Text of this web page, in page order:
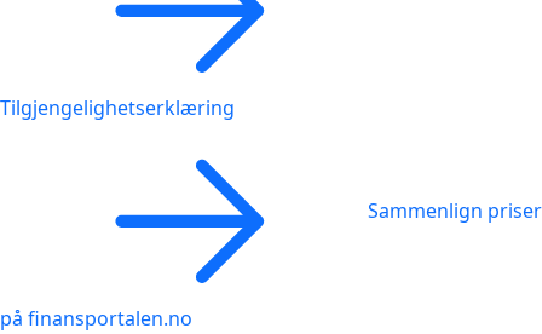
Tilgjengelighetserklæring
Sammenlign priser
på finansportalen.no